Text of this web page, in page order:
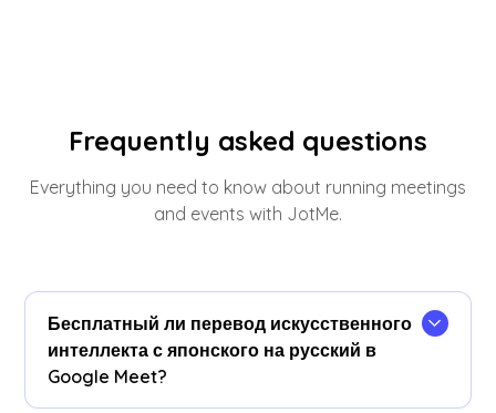
Frequently asked questions
Everything you need to know about running meetings
and events with JotMe.
Бесплатный ли перевод искусственного
интеллекта с японского на русский в
Google Meet?